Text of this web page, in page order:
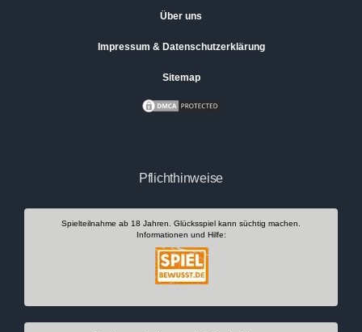
Über uns
Impressum & Datenschutzerklärung
Sitemap
Pflichthinweise
Spielteilnahme ab 18 Jahren. Glücksspiel kann süchtig machen.
Informationen und Hilfe: